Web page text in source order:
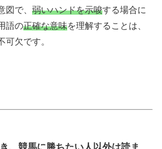
図で、 弱いハンドを示唆する場合に
語の正確な意味を理解することは、
可欠です。